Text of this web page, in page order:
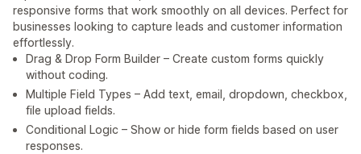
responsive forms that work smoothly on all devices. Perfect for
businesses looking to capture leads and customer information
effortlessly.
Drag & Drop Form Builder – Create custom forms quickly
without coding.
Multiple Field Types – Add text, email, dropdown, checkbox,
file upload fields.
Conditional Logic – Show or hide form fields based on user
responses.